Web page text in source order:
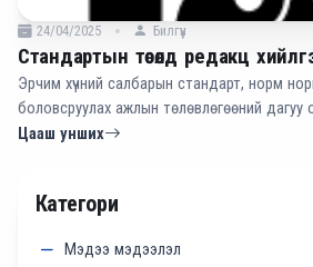
24/04/2025 Билгүүн
Стандартын төсөлд редакц
Эрчим хүчний салбарын стандарт, норм
боловсруулах ажлын төлөвлөгөөний дагуу
стандартад редакц хийж, хамтран
Цааш унших
Категори
Мэдээ мэдээлэл